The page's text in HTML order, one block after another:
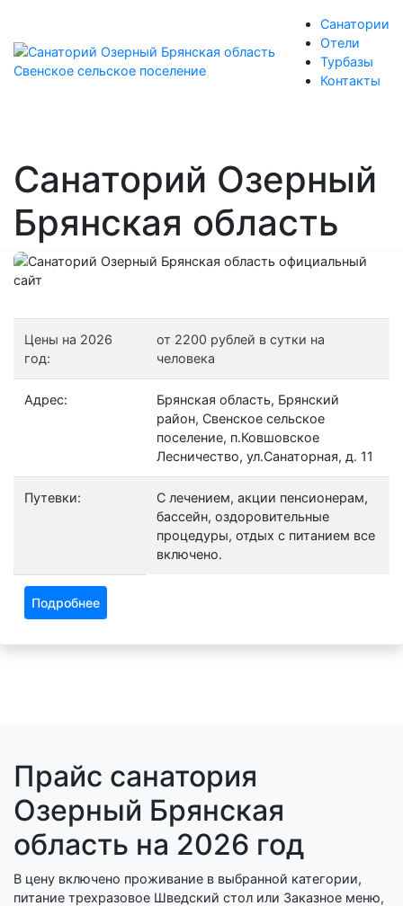
Санатории
Отели
Турбазы
Контакты
Санаторий Озерный
Брянская область
Цены на 2026
год:
от 2200 рублей в сутки на
человека
Адрес:
Брянская область, Брянский
район, Свенское сельское
поселение, п.Ковшовское
Лесничество, ул.Санаторная, д. 11
Путевки:
С лечением, акции пенсионерам,
бассейн, оздоровительные
процедуры, отдых с питанием все
включено.
Подробнее
Прайс санатория
Озерный Брянская
область на 2026 год
В цену включено проживание в выбранной категории,
питание трехразовое Шведский стол или Заказное меню,